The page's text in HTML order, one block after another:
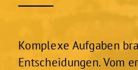
Komplexe Aufgaben
Entscheidungen. Vom